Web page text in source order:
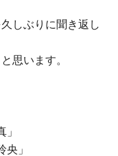
しぶりに聞き返し
思います。
央」